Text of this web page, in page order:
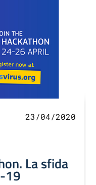
23/04/2020
La sfida
19